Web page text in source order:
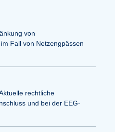
von
Fall von Netzengpässen
rechtliche
und bei der EEG-